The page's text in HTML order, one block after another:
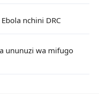
nchini DRC
ununuzi wa mifugo